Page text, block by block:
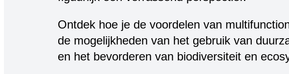
Ontdek hoe je de voordelen van
de mogelijkheden van het gebruik van
en het bevorderen van biodiversiteit en